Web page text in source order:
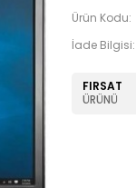
Ürün Kodu:
İade Bilgisi:
FIRSAT
ÜRÜNÜ